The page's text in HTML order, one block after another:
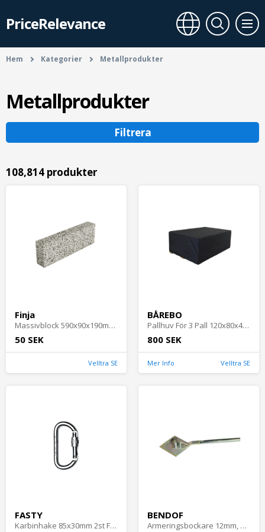
PriceRelevance
Hem Kategorier Metallprodukter
Metallprodukter
Filtrera
108,814 produkter
Finja
Massivblock 590x90x190mm Finja
50 SEK
Velltra SE
BÅREBO
Pallhuv För 3 Pall 120x80x42mm Svart Bårebo 999001
800 SEK
Mer Info Velltra SE
FASTY
Karbinhake 85x30mm 2st Fasty
BENDOF
Armeringsbockare 12mm, Bendof 10400030